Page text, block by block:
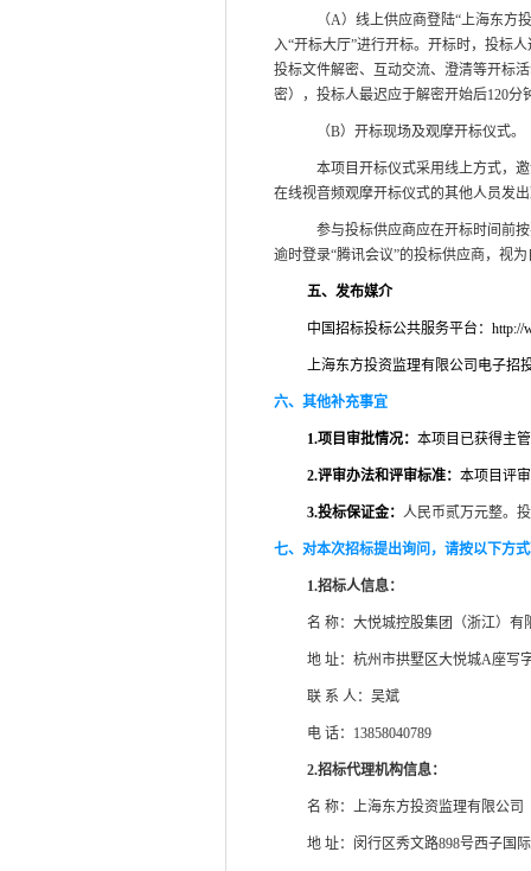
（A）线上供应商登陆“上海东方
入“开标大厅”进行开标。开标时，投标
投标文件解密、互动交流、澄清等开标
密），投标人最迟应于解密开始后120
（B）开标现场及观摩开标仪式。
本项目开标仪式采用线上方式，
在线视音频观摩开标仪式的其他人员发
参与投标供应商应在开标时间前
逾时登录“腾讯会议”的投标供应商，视
五、 发布媒介
中国招标投标公共服务平台：http://
上海东方投资监理有限公司电子招
六、其他补充事宜
1.项目审批情况： 本项目已获得主
2.评审办法和评审标准： 本项目评
3.投标保证金： 人民币贰万元整。
七、对本次招标提出询问，请按以下方
1.招标人信息：
名 称： 大悦城控股集团（浙江）有
地 址： 杭州市拱墅区大悦城A座写
联 系 人： 吴斌
电 话：13858040789
2.招标代理机构信息：
名 称：上海东方投资监理有限公司
地 址：闵行区秀文路898号西子国